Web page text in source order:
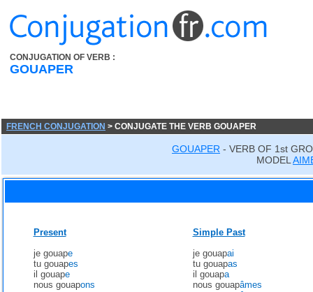
CONJUGATION OF VERB :
GOUAPER
FRENCH CONJUGATION > CONJUGATE THE VERB GOUAPER
GOUAPER - VERB OF 1st
MODEL
Present
je gouape
tu gouapes
il gouape
nous gouapons
Simple Past
je gouapai
tu gouapas
il gouapa
nous gouapâmes